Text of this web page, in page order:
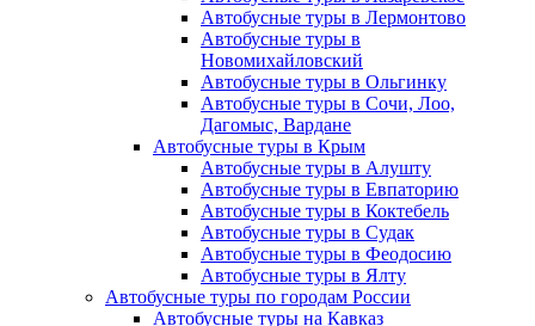
Автобусные туры в Лермонтово
Автобусные туры в
Новомихайловский
Автобусные туры в Ольгинку
Автобусные туры в Сочи, Лоо,
Дагомыс, Вардане
Автобусные туры в Крым
Автобусные туры в Алушту
Автобусные туры в Евпаторию
Автобусные туры в Коктебель
Автобусные туры в Судак
Автобусные туры в Феодосию
Автобусные туры в Ялту
Автобусные туры по городам России
Автобусные туры на Кавказ